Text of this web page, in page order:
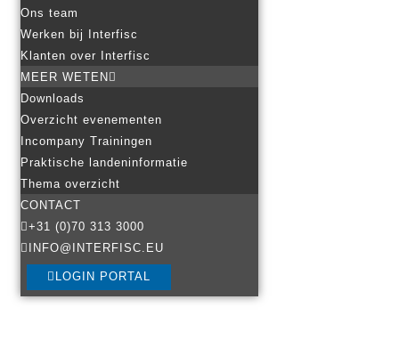
Ons team
Werken bij Interfisc
Klanten over Interfisc
MEER WETEN
Downloads
Overzicht evenementen
Incompany Trainingen
Praktische landeninformatie
Thema overzicht
CONTACT
+31 (0)70 313 3000
INFO@INTERFISC.EU
LOGIN PORTAL